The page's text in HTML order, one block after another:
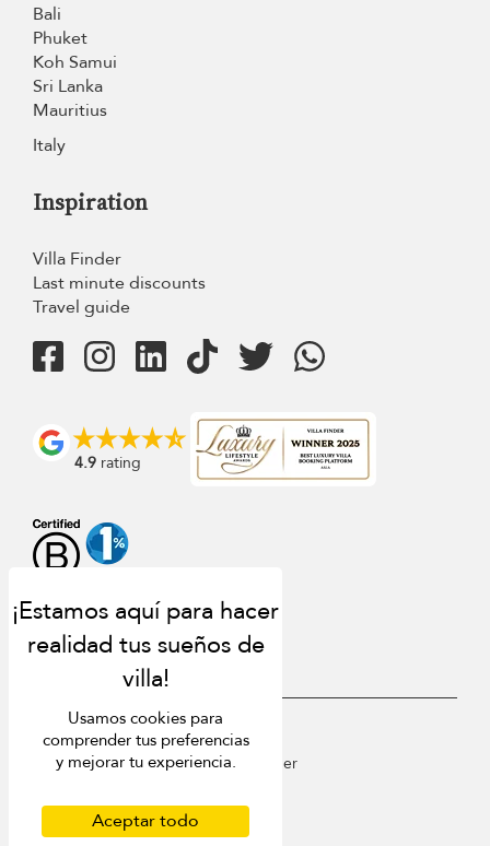
Bali
Phuket
Koh Samui
Sri Lanka
Mauritius
Italy
Inspiration
Villa Finder
Last minute discounts
Travel guide
4.9 rating
USD $ es Español
Copyright © 2026 St Barts Villa Finder
Privacy Policy
Cookies
Usamos cookies para
comprender tus preferencias
y mejorar tu experiencia.
Aceptar todo